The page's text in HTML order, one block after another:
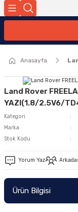
Anasayfa
Land Rover
YAZI(1.8/2.5V6/
Kategori
Marka
Stok Kodu
Yorum Yaz
Ürün Bilgisi